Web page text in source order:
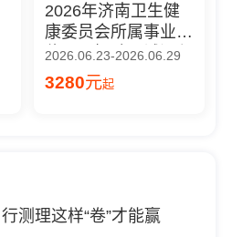
2026年济南卫生健
康委员会所属事业单
位公开招聘面试课程
2026.06.23-2026.06.29
3280元起
测理这样“卷”才能赢